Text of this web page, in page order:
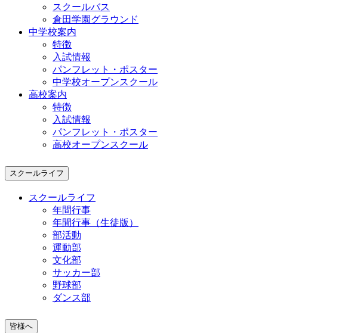
スクールバス
倉田学園グラウンド
中学校案内
特徴
入試情報
パンフレット・ポスター
中学校オープンスクール
高校案内
特徴
入試情報
パンフレット・ポスター
高校オープンスクール
スクールライフ
スクールライフ
年間行事
年間行事（生徒版）
部活動
運動部
文化部
サッカー部
野球部
ダンス部
皆様へ